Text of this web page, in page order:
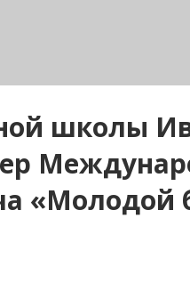
школы
«Молодой